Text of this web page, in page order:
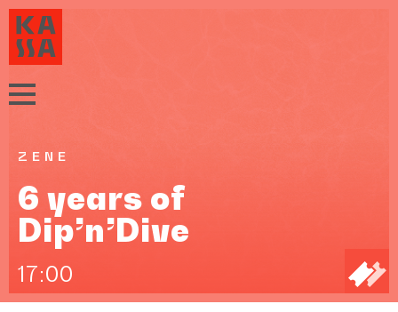
ZENE
6 years of
Dip’n’Dive
17:00